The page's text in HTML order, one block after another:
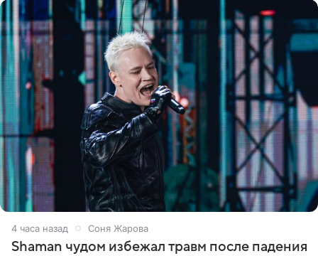
4 часа назад Соня Жарова
Shaman чудом избежал травм после падения